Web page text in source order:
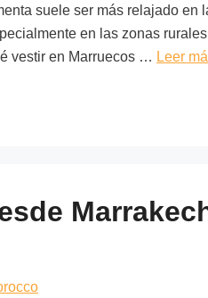
suele ser más relajado en
en las zonas
vestir en Marruecos … Leer